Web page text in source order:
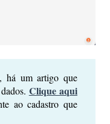
há um artigo que
Clique aqui
ao cadastro que